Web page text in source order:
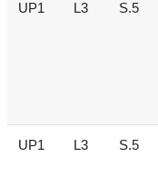
UP1 L3 S.5
UP1 L3 S.5